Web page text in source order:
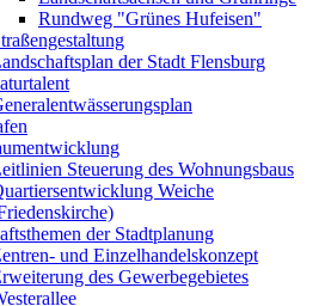
Rundweg "Grünes Hufeisen"
der Stadt Flensburg
Steuerung des Wohnungsbaus
Weiche
der Stadtplanung
und Einzelhandelskonzept
des Gewerbegebietes